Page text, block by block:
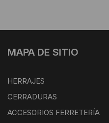
MAPA DE SITIO
HERRAJES
CERRADURAS
ACCESORIOS FERRETERÍA